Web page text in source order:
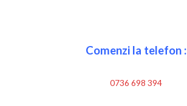
Comenzi la telefon :
0736 698 394